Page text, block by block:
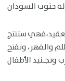
ستنتج
والقهر، وتفتح